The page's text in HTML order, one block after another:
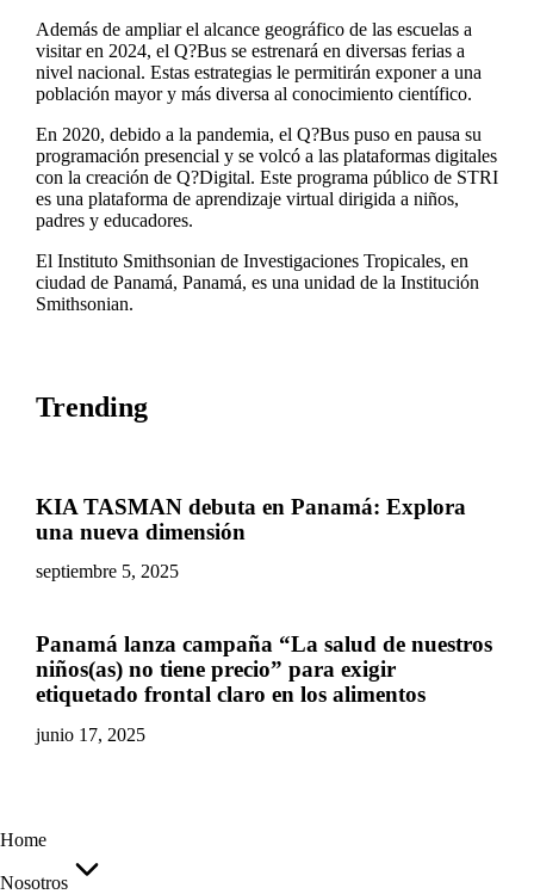
Además de ampliar el alcance geográfico de las escuelas a
visitar en 2024, el Q?Bus se estrenará en diversas ferias a
nivel nacional. Estas estrategias le permitirán exponer a una
población mayor y más diversa al conocimiento científico.
En 2020, debido a la pandemia, el Q?Bus puso en pausa su
programación presencial y se volcó a las plataformas digitales
con la creación de Q?Digital. Este programa público de STRI
es una plataforma de aprendizaje virtual dirigida a niños,
padres y educadores.
El Instituto Smithsonian de Investigaciones Tropicales, en
ciudad de Panamá, Panamá, es una unidad de la Institución
Smithsonian.
Trending
KIA TASMAN debuta en Panamá: Explora
una nueva dimensión
septiembre 5, 2025
Panamá lanza campaña “La salud de nuestros
niños(as) no tiene precio” para exigir
etiquetado frontal claro en los alimentos
junio 17, 2025
Home
Nosotros